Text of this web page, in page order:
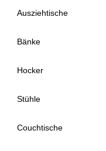
Ausziehtische
Bänke
Hocker
Stühle
Couchtische